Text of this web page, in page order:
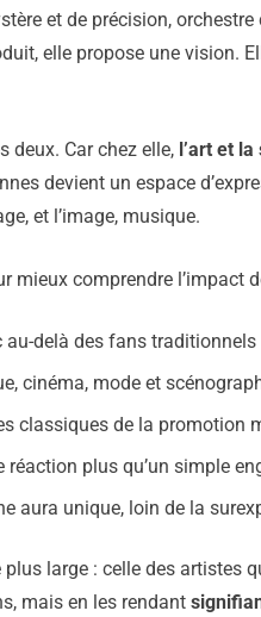
et de précision,
elle propose une vision.
deux. Car chez elle, l’art et
devient un espace
et l’image, musique.
comprendre l’impact
au-delà des fans traditionnels
cinéma, mode et
classiques de la promotion
réaction plus qu’un simple
aura unique, loin de la
large : celle des artistes
mais en les rendant